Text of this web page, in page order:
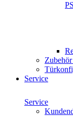
Service
Service